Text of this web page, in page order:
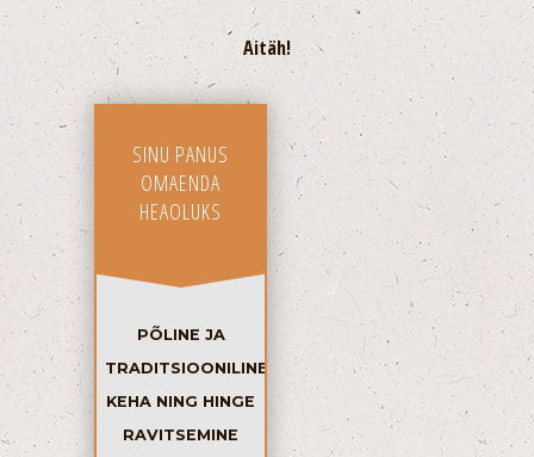
Aitäh!
SINU PANUS
OMAENDA
HEAOLUKS
PÕLINE JA
TRADITSIOONILINE
KEHA NING HINGE
RAVITSEMINE